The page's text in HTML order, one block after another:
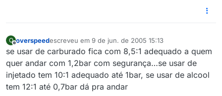
O overspeedescreveu em 9 de jun. de 2005 15:13
última edição por
se usar de carburado fica com 8,5:1 adequado a quem
quer andar com 1,2bar com segurança…se usar de
injetado tem 10:1 adequado até 1bar, se usar de alcool
tem 12:1 até 0,7bar dá pra andar